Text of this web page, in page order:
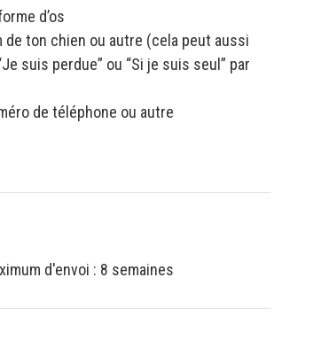
d’os
de ton chien ou autre (cela peut aussi
suis perdue” ou “Si je suis seul” par
de téléphone ou autre
d'envoi : 8 semaines